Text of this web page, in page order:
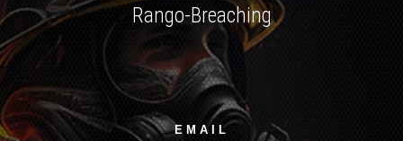
Rango-Breaching
EMAIL